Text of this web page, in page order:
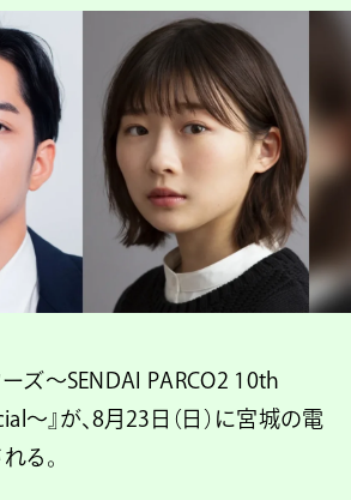
ーズ〜SENDAI PARCO2 10th
〜』が、8月23日（日）に宮城の電
る。